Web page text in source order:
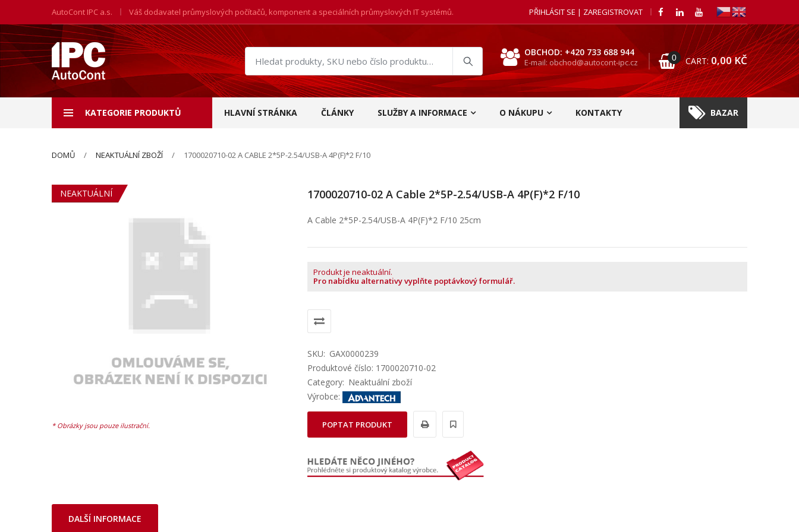
AutoCont IPC a.s. Váš dodavatel průmyslových počítačů, komponent a speciálních průmyslových IT systémů. PŘIHLÁSIT SE | ZAREGISTROVAT
Hledat
produkty
OBCHOD: +420 733 688 944
E-mail: obchod@autocont-ipc.cz 0 CART: 0,00KČ
KATEGORIE PRODUKTŮ HLAVNÍ STRÁNKA ČLÁNKY SLUŽBY A INFORMACE O NÁKUPU KONTAKTY BAZAR
DOMŮ NEAKTUÁLNÍ ZBOŽÍ 1700020710-02 A CABLE 2*5P-2.54/USB-A 4P(F)*2 F/10
NEAKTUÁLNÍ 1700020710-02 A Cable 2*5P-2.54/USB-A 4P(F)*2 F/10
A Cable 2*5P-2.54/USB-A 4P(F)*2 F/10 25cm
Produkt je neaktuální.
Pro nabídku alternativy vyplňte poptávkový formulář.
SKU: GAX0000239
Produktové číslo: 1700020710-02
Category: Neaktuální zboží
Výrobce:
POPTAT PRODUKT
DALŠÍ INFORMACE